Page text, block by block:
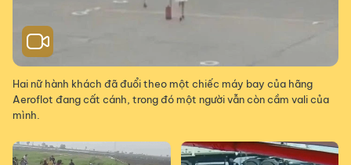
Hai nữ hành khách đã đuổi theo một chiếc máy bay của hãng
Aeroflot đang cất cánh, trong đó một người vẫn còn cầm vali của
mình.